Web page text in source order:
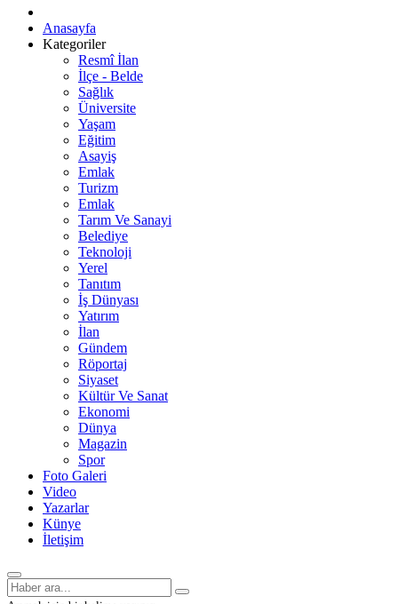
Anasayfa
Kategoriler
Resmî İlan
İlçe - Belde
Sağlık
Üniversite
Yaşam
Eğitim
Asayiş
Emlak
Turizm
Emlak
Tarım Ve Sanayi
Belediye
Teknoloji
Yerel
Tanıtım
İş Dünyası
Yatırım
İlan
Gündem
Röportaj
Siyaset
Kültür Ve Sanat
Ekonomi
Dünya
Magazin
Spor
Foto Galeri
Video
Yazarlar
Künye
İletişim